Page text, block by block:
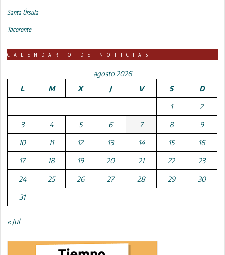
Santa Úrsula
Tacoronte
CALENDARIO DE NOTICIAS
agosto 2026
L
M X J V S D
1 2
3 4 5 6 7 8 9
10 11 12 13 14 15 16
17 18 19 20 21 22 23
24 25 26 27 28 29 30
31
« Jul